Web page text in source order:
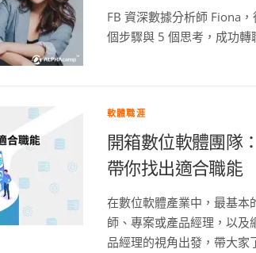
FB 資深數據分析師 Fiona
個步驟與 5 個思考，成功轉
軟體職涯
開箱數位軟體團隊
帶你找出適合職能
在數位軟體產業中，最基本
師、專案或產品經理，以
品經理的視角出發，帶大